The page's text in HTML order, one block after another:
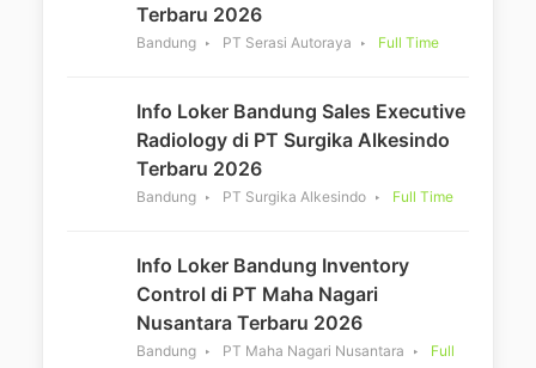
Terbaru 2026
Bandung PT Serasi Autoraya Full Time
Info Loker Bandung Sales Executive
Radiology di PT Surgika Alkesindo
Terbaru 2026
Bandung PT Surgika Alkesindo Full Time
Info Loker Bandung Inventory
Control di PT Maha Nagari
Nusantara Terbaru 2026
Bandung PT Maha Nagari Nusantara
Full